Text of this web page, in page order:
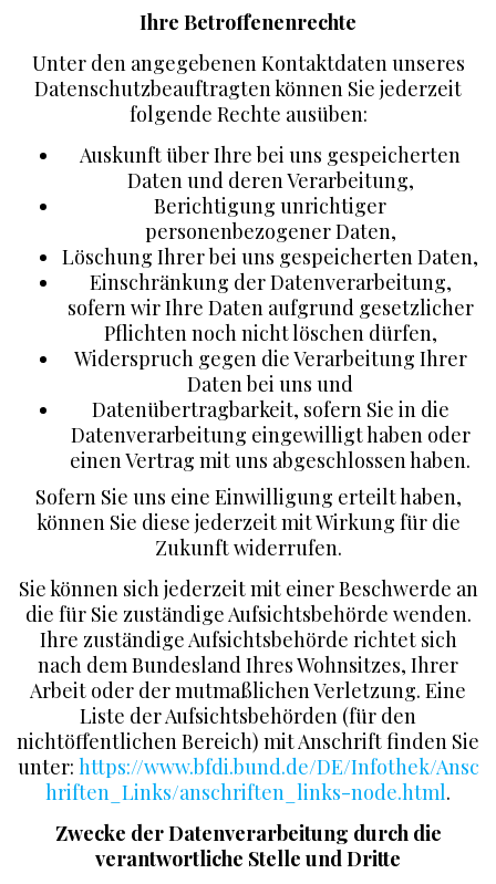
Ihre Betroffenenrechte
Unter den angegebenen Kontaktdaten unseres
Datenschutzbeauftragten können Sie jederzeit
folgende Rechte ausüben:
Auskunft über Ihre bei uns gespeicherten
Daten und deren Verarbeitung,
Berichtigung unrichtiger
personenbezogener Daten,
Löschung Ihrer bei uns gespeicherten Daten,
Einschränkung der Datenverarbeitung,
sofern wir Ihre Daten aufgrund gesetzlicher
Pflichten noch nicht löschen dürfen,
Widerspruch gegen die Verarbeitung Ihrer
Daten bei uns und
Datenübertragbarkeit, sofern Sie in die
Datenverarbeitung eingewilligt haben oder
einen Vertrag mit uns abgeschlossen haben.
Sofern Sie uns eine Einwilligung erteilt haben,
können Sie diese jederzeit mit Wirkung für die
Zukunft widerrufen.
Sie können sich jederzeit mit einer Beschwerde an
die für Sie zuständige Aufsichtsbehörde wenden.
Ihre zuständige Aufsichtsbehörde richtet sich
nach dem Bundesland Ihres Wohnsitzes, Ihrer
Arbeit oder der mutmaßlichen Verletzung. Eine
Liste der Aufsichtsbehörden (für den
nichtöffentlichen Bereich) mit Anschrift finden Sie
unter: https://www.bfdi.bund.de/DE/Infothek/Ansc
hriften_Links/anschriften_links-node.html.
Zwecke der Datenverarbeitung durch die
verantwortliche Stelle und Dritte